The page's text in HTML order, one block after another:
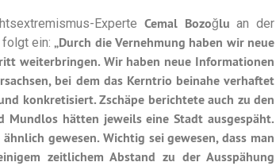
Experte Cemal Bozoğlu an der
ein: „Durch die Vernehmung haben wir neue
weiterbringen. Wir haben neue Informationen
bei dem das Kerntrio beinahe verhaftet
konkretisiert. Zschäpe berichtete auch zu den
Mundlos hätten jeweils eine Stadt ausgespäht.
gewesen. Wichtig sei gewesen, dass man
zeitlichem Abstand zu der Ausspähung